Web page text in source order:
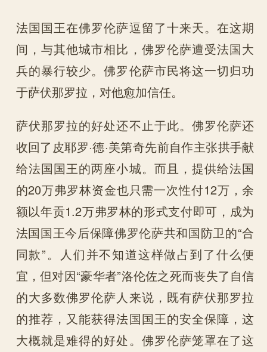
法国国王在佛罗伦萨逗留了十来天。在这期
间，与其他城市相比，佛罗伦萨遭受法国大
兵的暴行较少。佛罗伦萨市民将这一切归功
于萨伏那罗拉，对他愈加信任。
萨伏那罗拉的好处还不止于此。佛罗伦萨还
收回了皮耶罗·德·美第奇先前自作主张拱手献
给法国国王的两座小城。而且，提供给法国
的20万弗罗林资金也只需一次性付12万，余
额以年贡1.2万弗罗林的形式支付即可，成为
法国国王今后保障佛罗伦萨共和国防卫的“合
同款”。人们并不知道这样做占到了什么便
宜，但对因“豪华者”洛伦佐之死而丧失了自信
的大多数佛罗伦萨人来说，既有萨伏那罗拉
的推荐，又能获得法国国王的安全保障，这
大概就是难得的好处。佛罗伦萨笼罩在了这